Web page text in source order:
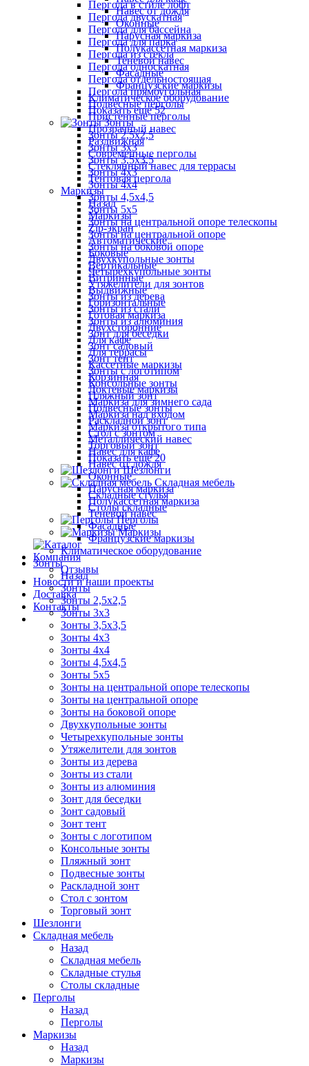
Навес от дождя
Оконные
Парусная маркиза
Полукассетная маркиза
Теневой навес
Фасадные
Французские маркизы
Климатическое оборудование
Показать ещё 52
Зонты
Зонты 2,5х2,5
Зонты 3х3
Зонты 3,5х3,5
Зонты 4х3
Зонты 4х4
Зонты 4,5х4,5
Зонты 5х5
Зонты на центральной опоре телескопы
Зонты на центральной опоре
Зонты на боковой опоре
Двухкупольные зонты
Четырехкупольные зонты
Утяжелители для зонтов
Зонты из дерева
Зонты из стали
Зонты из алюминия
Зонт для беседки
Зонт садовый
Зонт тент
Зонты с логотипом
Консольные зонты
Пляжный зонт
Подвесные зонты
Раскладной зонт
Стол с зонтом
Торговый зонт
Показать ещё 20
Шезлонги
Складная мебель
Складные стулья
Столы складные
Перголы
Маркизы
Компания
Отзывы
Новости и наши проекты
Доставка
Контакты
Пергола в стиле лофт
Пергола двускатная
Пергола для бассейна
Пергола для парка
Пергола из стекла
Пергола односкатная
Пергола отдельностоящая
Пергола прямоугольная
Подвесные перголы
Пристенные перголы
Прозрачный навес
Раздвижная
Современные перголы
Стеклянный навес для террасы
Тентовая пергола
Маркизы
Назад
Маркизы
Zip-экран
Автоматические
Боковые
Вертикальные
Витринные
Выдвижные
Горизонтальные
Готовая маркиза
Двухсторонние
Для кафе
Для террасы
Кассетные маркизы
Корзинная
Локтевые маркизы
Маркиза для зимнего сада
Маркиза над входом
Маркиза открытого типа
Металлический навес
Навес для кафе
Навес от дождя
Оконные
Парусная маркиза
Полукассетная маркиза
Теневой навес
Фасадные
Французские маркизы
Климатическое оборудование
Зонты
Назад
Зонты
Зонты 2,5х2,5
Зонты 3х3
Зонты 3,5х3,5
Зонты 4х3
Зонты 4х4
Зонты 4,5х4,5
Зонты 5х5
Зонты на центральной опоре телескопы
Зонты на центральной опоре
Зонты на боковой опоре
Двухкупольные зонты
Четырехкупольные зонты
Утяжелители для зонтов
Зонты из дерева
Зонты из стали
Зонты из алюминия
Зонт для беседки
Зонт садовый
Зонт тент
Зонты с логотипом
Консольные зонты
Пляжный зонт
Подвесные зонты
Раскладной зонт
Стол с зонтом
Торговый зонт
Шезлонги
Складная мебель
Назад
Складная мебель
Складные стулья
Столы складные
Перголы
Назад
Перголы
Маркизы
Назад
Маркизы